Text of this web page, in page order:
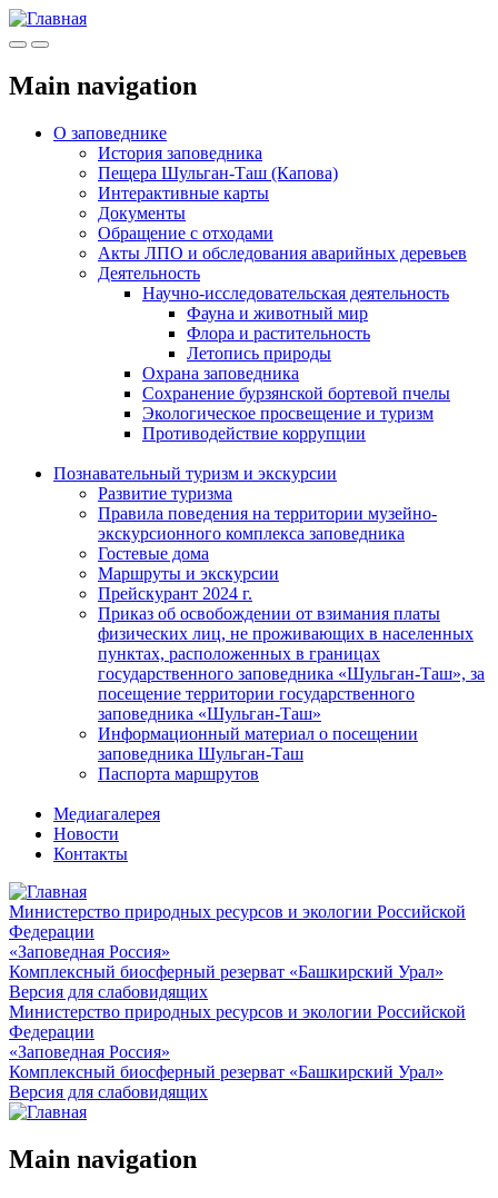
МенюИнфо
Main navigation
О заповеднике
История заповедника
Пещера Шульган-Таш (Капова)
Интерактивные карты
Документы
Обращение с отходами
Акты ЛПО и обследования аварийных деревьев
Деятельность
Научно-исследовательская деятельность
Фауна и животный мир
Флора и растительность
Летопись природы
Охрана заповедника
Сохранение бурзянской бортевой пчелы
Экологическое просвещение и туризм
Противодействие коррупции
Познавательный туризм и экскурсии
Развитие туризма
Правила поведения на территории музейно-
экскурсионного комплекса заповедника
Гостевые дома
Маршруты и экскурсии
Прейскурант 2024 г.
Приказ об освобождении от взимания платы
физических лиц, не проживающих в населенных
пунктах, расположенных в границах
государственного заповедника «Шульган-Таш», за
посещение территории государственного
заповедника «Шульган-Таш»
Информационный материал о посещении
заповедника Шульган-Таш
Паспорта маршрутов
Медиагалерея
Новости
Контакты
Министерство природных ресурсов и экологии Российской
Федерации
«Заповедная Россия»
Комплексный биосферный резерват «Башкирский Урал»
Версия для слабовидящих
Министерство природных ресурсов и экологии Российской
Федерации
«Заповедная Россия»
Комплексный биосферный резерват «Башкирский Урал»
Версия для слабовидящих
Main navigation